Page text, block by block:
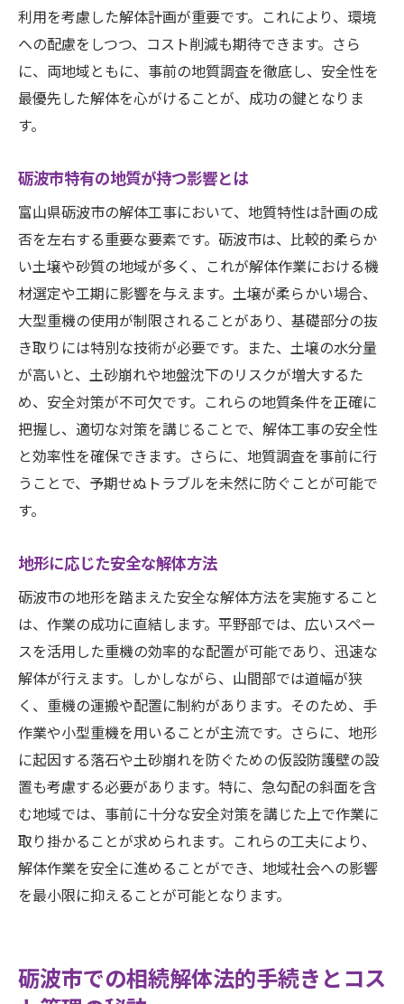
異なる地形での効率的な機材利用法
地域特性を考慮したスケジュール調整
安全第一の解体プロセスの確立
環境に配慮した解体手順
砺波市での事例
相続時の解体で避けるべき落とし穴
事例から学ぶ解体の成功ポイント
砺波市での解体における法的トラブル
よくあるミスとその防止策
スムーズな解体を実現するための準備
効率的に相続解体を進めるためのステップ富山
県砺波市から学ぶ
初期段階での計画立案の重要性
各ステップでの具体的なアクション
予算管理を徹底するための方法
スムーズなコミュニケーションで解体作業
を促進
利用を考慮した解体計画が重要です。これにより、環境
への配慮をしつつ、コスト削減も期待できます。さら
に、両地域ともに、事前の地質調査を徹底し、安全性を
最優先した解体を心がけることが、成功の鍵となりま
す。
砺波市特有の地質が持つ影響とは
富山県砺波市の解体工事において、地質特性は計画の成
否を左右する重要な要素です。砺波市は、比較的柔らか
い土壌や砂質の地域が多く、これが解体作業における機
材選定や工期に影響を与えます。土壌が柔らかい場合、
大型重機の使用が制限されることがあり、基礎部分の抜
き取りには特別な技術が必要です。また、土壌の水分量
が高いと、土砂崩れや地盤沈下のリスクが増大するた
め、安全対策が不可欠です。これらの地質条件を正確に
把握し、適切な対策を講じることで、解体工事の安全性
と効率性を確保できます。さらに、地質調査を事前に行
うことで、予期せぬトラブルを未然に防ぐことが可能で
す。
地形に応じた安全な解体方法
砺波市の地形を踏まえた安全な解体方法を実施すること
は、作業の成功に直結します。平野部では、広いスペー
スを活用した重機の効率的な配置が可能であり、迅速な
解体が行えます。しかしながら、山間部では道幅が狭
く、重機の運搬や配置に制約があります。そのため、手
作業や小型重機を用いることが主流です。さらに、地形
に起因する落石や土砂崩れを防ぐための仮設防護壁の設
置も考慮する必要があります。特に、急勾配の斜面を含
む地域では、事前に十分な安全対策を講じた上で作業に
取り掛かることが求められます。これらの工夫により、
解体作業を安全に進めることができ、地域社会への影響
を最小限に抑えることが可能となります。
砺波市での相続解体法的手続きとコス